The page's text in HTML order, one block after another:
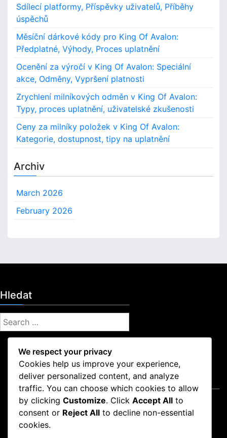
Sdílecí platformy, Příspěvky uživatelů, Příběhy
úspěchů
Měsíční dárkové kódy pro King Of Avalon:
Předplatné, Výhody, Proces uplatnění
Ocenění za výročí v King Of Avalon: Speciální
akce, Odměny, Vypršení platnosti
Zrychlení milníkových odměn v King Of Avalon:
Typy, proces uplatnění, uživatelské zkušenosti
Ceny za milníky položek v King Of Avalon:
Kategorie, dostupnost, tipy na uplatnění
Archiv
March 2026
February 2026
Hledat
S
e
Právní informace
Zásady používání souborů cookie
Zásady ochrany dat
Kontaktujte nás
We respect your privacy
Cookies help us improve your experience,
deliver personalized content, and analyze
traffic. You can choose which cookies to allow
by clicking Customize. Click Accept All to
consent or Reject All to decline non-essential
cookies.